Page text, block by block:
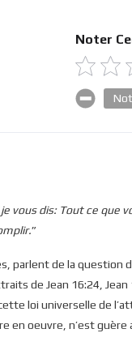
Noter
je vous dis: Tout ce que
”
parlent de la question
de Jean 16:24, Jean
loi universelle de
oeuvre, n’est guère